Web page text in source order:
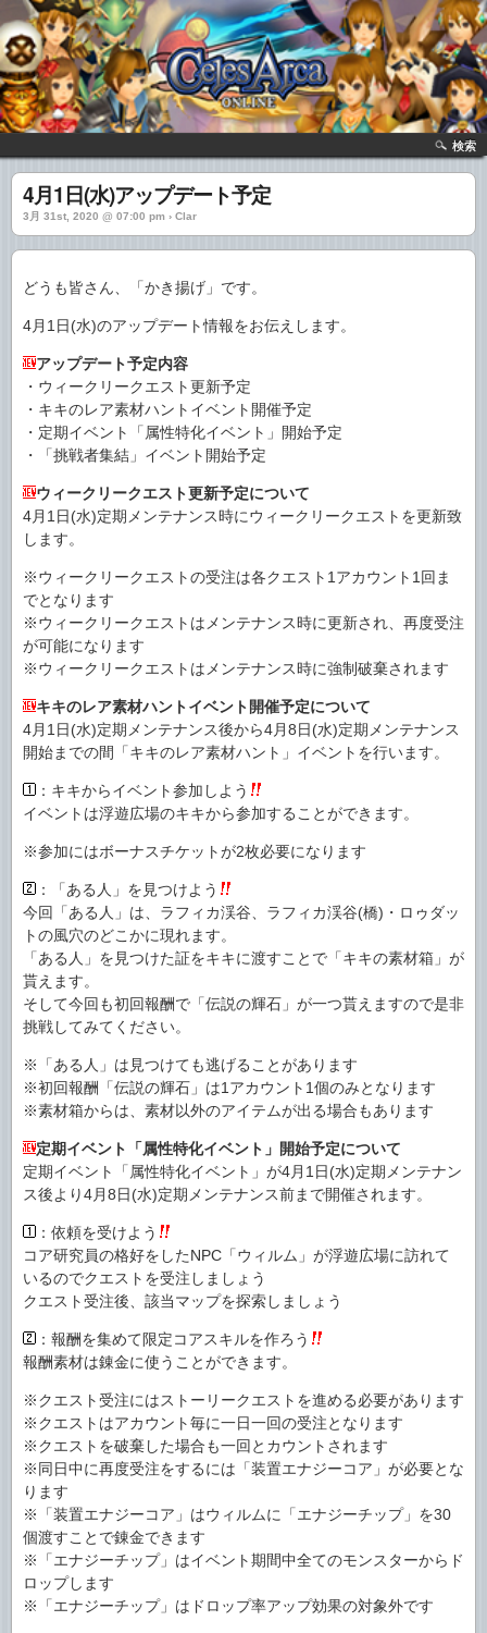
検索
4月1日(水)アップデート予定
3月 31st, 2020 @ 07:00 pm › Clar
どうも皆さん、「かき揚げ」です。
4月1日(水)のアップデート情報をお伝えします。
アップデート予定内容
・ウィークリークエスト更新予定
・キキのレア素材ハントイベント開催予定
・定期イベント「属性特化イベント」開始予定
・「挑戦者集結」イベント開始予定
ウィークリークエスト更新予定について
4月1日(水)定期メンテナンス時にウィークリークエストを更新致
します。
※ウィークリークエストの受注は各クエスト1アカウント1回ま
でとなります
※ウィークリークエストはメンテナンス時に更新され、再度受注
が可能になります
※ウィークリークエストはメンテナンス時に強制破棄されます
キキのレア素材ハントイベント開催予定について
4月1日(水)定期メンテナンス後から4月8日(水)定期メンテナンス
開始までの間「キキのレア素材ハント」イベントを行います。
：キキからイベント参加しよう
イベントは浮遊広場のキキから参加することができます。
※参加にはボーナスチケットが2枚必要になります
：「ある人」を見つけよう
今回「ある人」は、ラフィカ渓谷、ラフィカ渓谷(橋)・ロゥダッ
トの風穴のどこかに現れます。
「ある人」を見つけた証をキキに渡すことで「キキの素材箱」が
貰えます。
そして今回も初回報酬で「伝説の輝石」が一つ貰えますので是非
挑戦してみてください。
※「ある人」は見つけても逃げることがあります
※初回報酬「伝説の輝石」は1アカウント1個のみとなります
※素材箱からは、素材以外のアイテムが出る場合もあります
定期イベント「属性特化イベント」開始予定について
定期イベント「属性特化イベント」が4月1日(水)定期メンテナン
ス後より4月8日(水)定期メンテナンス前まで開催されます。
：依頼を受けよう
コア研究員の格好をしたNPC「ウィルム」が浮遊広場に訪れて
いるのでクエストを受注しましょう
クエスト受注後、該当マップを探索しましょう
：報酬を集めて限定コアスキルを作ろう
報酬素材は錬金に使うことができます。
※クエスト受注にはストーリークエストを進める必要があります
※クエストはアカウント毎に一日一回の受注となります
※クエストを破棄した場合も一回とカウントされます
※同日中に再度受注をするには「装置エナジーコア」が必要とな
ります
※「装置エナジーコア」はウィルムに「エナジーチップ」を30
個渡すことで錬金できます
※「エナジーチップ」はイベント期間中全てのモンスターからド
ロップします
※「エナジーチップ」はドロップ率アップ効果の対象外です